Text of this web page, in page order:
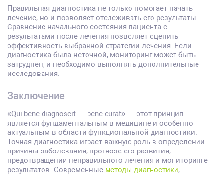
Правильная диагностика не только помогает начать
лечение, но и позволяет отслеживать его результаты.
Сравнение начального состояния пациента с
результатами после лечения позволяет оценить
эффективность выбранной стратегии лечения. Если
диагностика была неточной, мониторинг может быть
затруднен, и необходимо выполнять дополнительные
исследования.
Заключение
«Qui bene diagnoscit — bene curat» — этот принцип
является фундаментальным в медицине и особенно
актуальным в области функциональной диагностики.
Точная диагностика играет важную роль в определении
причины заболевания, прогнозе его развития,
предотвращении неправильного лечения и мониторинге
результатов. Современные методы диагностики,